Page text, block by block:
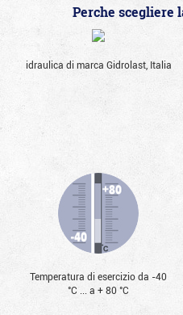
Perche scegliere
idraulica di marca Gidrolast, Italia
Temperatura di esercizio da -40
°С ... a + 80 °С